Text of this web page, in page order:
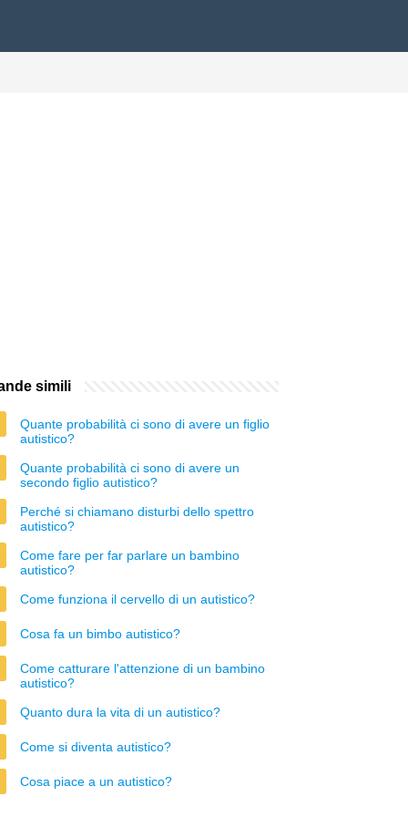
simili
Quante probabilità ci sono di avere un figlio
autistico?
Quante probabilità ci sono di avere un
secondo figlio autistico?
Perché si chiamano disturbi dello spettro
autistico?
Come fare per far parlare un bambino
autistico?
Come funziona il cervello di un autistico?
Cosa fa un bimbo autistico?
Come catturare l'attenzione di un bambino
autistico?
Quanto dura la vita di un autistico?
Come si diventa autistico?
Cosa piace a un autistico?